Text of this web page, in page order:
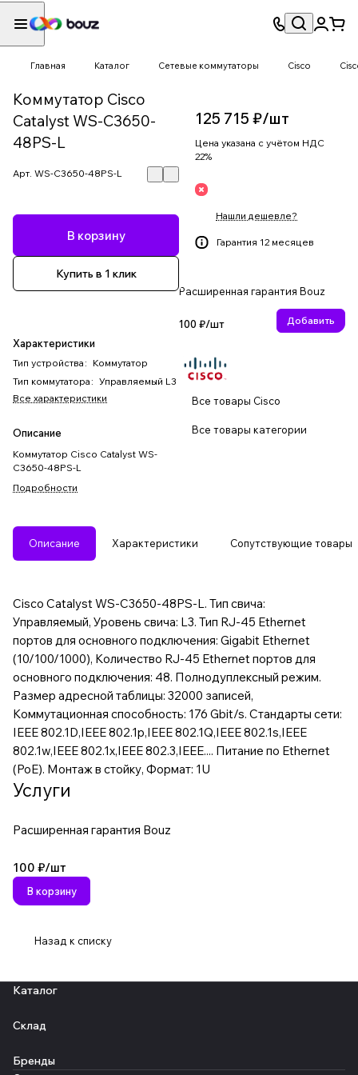
Главная Каталог Сетевые коммутаторы Cisco
Коммутатор Cisco
Catalyst WS-C3650-
48PS-L
Арт. WS-C3650-48PS-L
В корзину
Купить в 1 клик
Характеристики
Тип устройства : Коммутатор
Тип коммутатора : Управляемый L3
Все характеристики
Описание
Коммутатор Cisco Catalyst WS-
C3650-48PS-L
Подробности
125 715 ₽/шт
Цена указана с учётом НДС
22%
Нашли дешевле?
Гарантия 12 месяцев
Расширенная гарантия Bouz
100 ₽/шт Добавить
Все товары Cisco
Все товары категории
Описание Характеристики Сопутствующие товары
Cisco Catalyst WS-C3650-48PS-L. Тип свича:
Управляемый, Уровень свича: L3. Тип RJ-45 Ethernet
портов для основного подключения: Gigabit Ethernet
(10/100/1000), Количество RJ-45 Ethernet портов для
основного подключения: 48. Полнодуплексный режим.
Размер адресной таблицы: 32000 записей,
Коммутационная способность: 176 Gbit/s. Стандарты сети:
IEEE 802.1D,IEEE 802.1p,IEEE 802.1Q,IEEE 802.1s,IEEE
802.1w,IEEE 802.1x,IEEE 802.3,IEEE.... Питание по Ethernet
(PoE). Монтаж в стойку, Формат: 1U
Услуги
Расширенная гарантия Bouz
100 ₽/шт
В корзину
Назад к списку
Каталог
Склад
Бренды